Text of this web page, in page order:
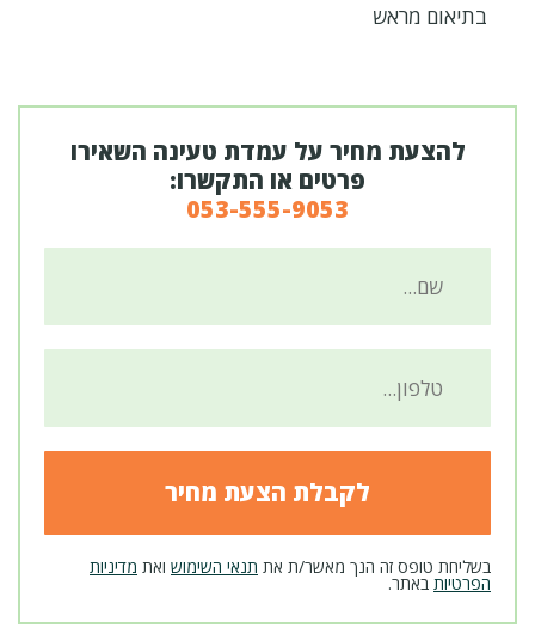
בתיאום מראש
להצעת מחיר על עמדת טעינה השאירו
פרטים או התקשרו:
053-555-9053
בשליחת טופס זה הנך מאשר/ת את תנאי השימוש ואת מדיניות
הפרטיות באתר.